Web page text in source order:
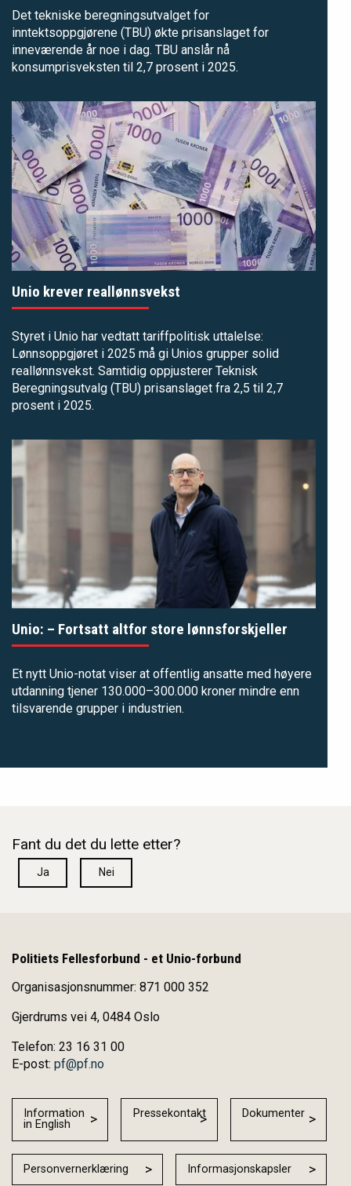
Det tekniske beregningsutvalget for
inntektsoppgjørene (TBU) økte prisanslaget for
inneværende år noe i dag. TBU anslår nå
konsumprisveksten til 2,7 prosent i 2025.
Unio krever reallønnsvekst
Styret i Unio har vedtatt tariffpolitisk uttalelse:
Lønnsoppgjøret i 2025 må gi Unios grupper solid
reallønnsvekst. Samtidig oppjusterer Teknisk
Beregningsutvalg (TBU) prisanslaget fra 2,5 til 2,7
prosent i 2025.
Unio: – Fortsatt altfor store lønnsforskjeller
Et nytt Unio-notat viser at offentlig ansatte med høyere
utdanning tjener 130.000–300.000 kroner mindre enn
tilsvarende grupper i industrien.
Fant du det du lette etter?
Ja Nei
Politiets Fellesforbund - et Unio-forbund
Organisasjonsnummer: 871 000 352
Gjerdrums vei 4, 0484 Oslo
Telefon: 23 16 31 00
E-post: pf@pf.no
Information
in English
Pressekontakt Dokumenter
Personvernerklæring Informasjonskapsler